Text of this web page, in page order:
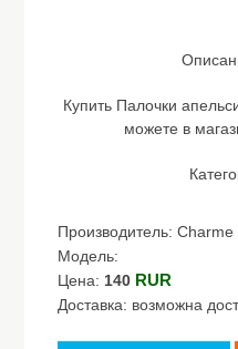
Купить Палочки
можете в
Производитель: Charme
Модель:
Цена: 140 RUR
Доставка: возможна